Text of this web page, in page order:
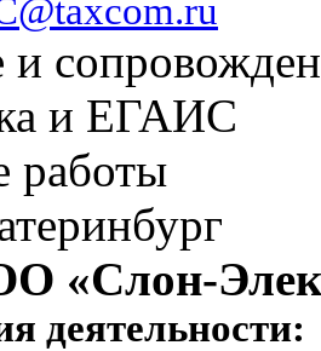
и
и ЕГАИС
работы
«Слон-
деятельности: